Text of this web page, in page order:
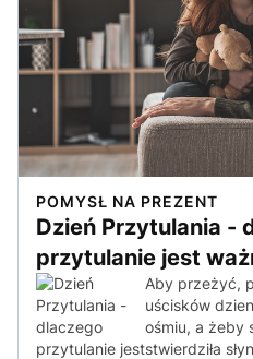
POMYSŁ NA PREZENT
Dzień Przytulania -
przytulanie jest
Aby przeżyć,
uścisków
ośmiu, a żeby
stwierdziła